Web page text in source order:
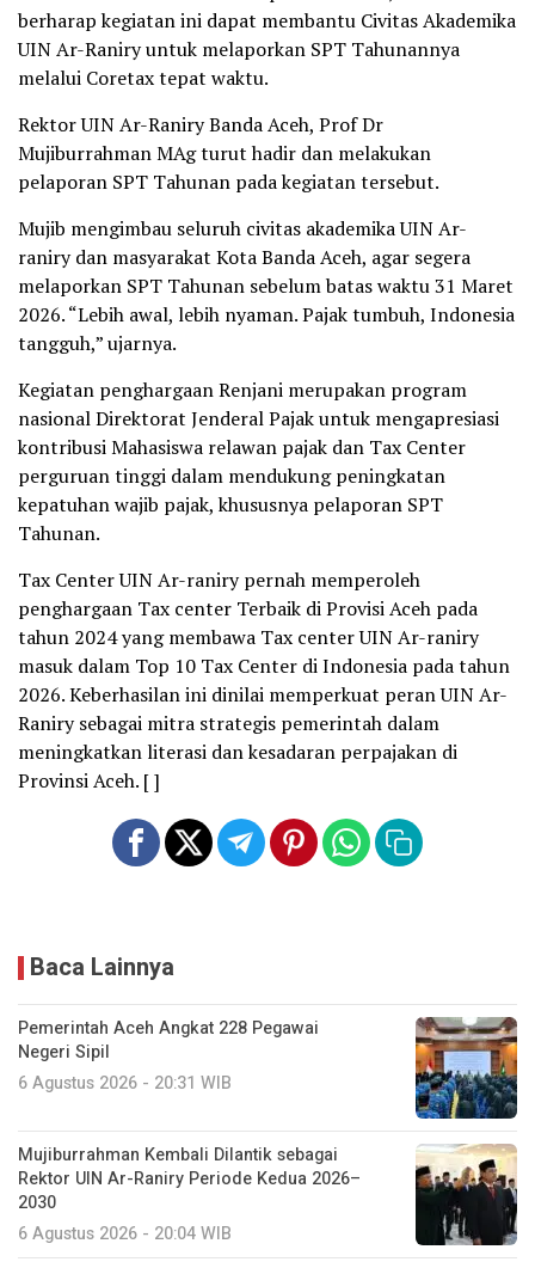
berharap kegiatan ini dapat membantu Civitas Akademika
UIN Ar-Raniry untuk melaporkan SPT Tahunannya
melalui Coretax tepat waktu.
Rektor UIN Ar-Raniry Banda Aceh, Prof Dr
Mujiburrahman MAg turut hadir dan melakukan
pelaporan SPT Tahunan pada kegiatan tersebut.
Mujib mengimbau seluruh civitas akademika UIN Ar-
raniry dan masyarakat Kota Banda Aceh, agar segera
melaporkan SPT Tahunan sebelum batas waktu 31 Maret
2026. “Lebih awal, lebih nyaman. Pajak tumbuh, Indonesia
tangguh,” ujarnya.
Kegiatan penghargaan Renjani merupakan program
nasional Direktorat Jenderal Pajak untuk mengapresiasi
kontribusi Mahasiswa relawan pajak dan Tax Center
perguruan tinggi dalam mendukung peningkatan
kepatuhan wajib pajak, khususnya pelaporan SPT
Tahunan.
Tax Center UIN Ar-raniry pernah memperoleh
penghargaan Tax center Terbaik di Provisi Aceh pada
tahun 2024 yang membawa Tax center UIN Ar-raniry
masuk dalam Top 10 Tax Center di Indonesia pada tahun
2026. Keberhasilan ini dinilai memperkuat peran UIN Ar-
Raniry sebagai mitra strategis pemerintah dalam
meningkatkan literasi dan kesadaran perpajakan di
Provinsi Aceh. [ ]
Baca Lainnya
Pemerintah Aceh Angkat 228 Pegawai
Negeri Sipil
6 Agustus 2026 - 20:31 WIB
Mujiburrahman Kembali Dilantik sebagai
Rektor UIN Ar-Raniry Periode Kedua 2026–
2030
6 Agustus 2026 - 20:04 WIB